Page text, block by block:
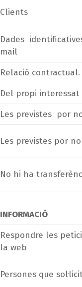
Clients
Dades
mail
Relació contractual.
Del propi interessat
Les previstes por
Les previstes por
No hi ha
INFORMACIÓ
Respondre les
la web
Persones que